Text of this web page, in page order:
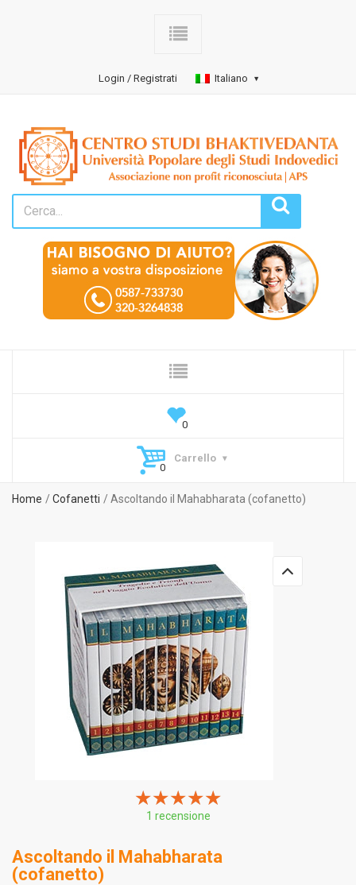
Login / Registrati Italiano
Carrello
Home Cofanetti Ascoltando il Mahabharata (cofanetto)
★★★★★
★★★★★
★★★★★
1 recensione
Ascoltando il Mahabharata
(cofanetto)